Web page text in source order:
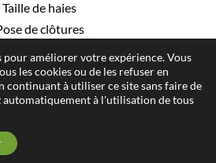
Taille de haies
de clôtures
| Tous droits réservés
légales
pour améliorer votre expérience. Vous
les cookies ou de les refuser en
continuant à utiliser ce site sans faire de
automatiquement à l'utilisation de tous